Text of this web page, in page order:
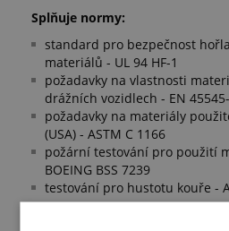
Splňuje normy:
standard pro bezpečnost
materiálů - UL 94 HF-1
požadavky na vlastnosti
drážních vozidlech - EN
požadavky na materiály
(USA) - ASTM C 1166
požární testování pro použití
BOEING BSS 7239
testování pro hustotu kouře -